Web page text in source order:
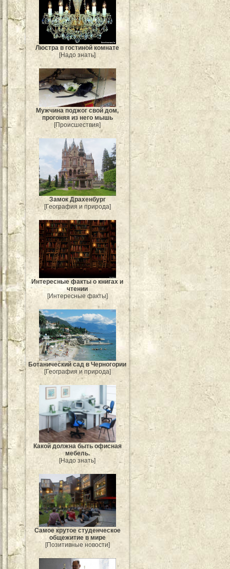
Люстра в гостиной комнате
[Надо знать]
Мужчина поджог свой дом,
прогоняя из него мышь
[Происшествия]
Замок Драхенбург
[География и природа]
Интересные факты о книгах и
чтении
[Интересные факты]
Ботанический сад в Черногории
[География и природа]
Какой должна быть офисная
мебель.
[Надо знать]
Самое крутое студенческое
общежитие в мире
[Позитивные новости]